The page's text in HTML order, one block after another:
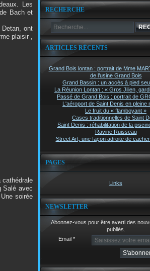
Les
Bach et
ont
plaisir ,
cathédrale
Salé avec
soirée
RECHERCHE
ARTICLES RÉCENTS
Grand Bois lontan : portrait de Mme
de l’usine Grand Bois
Grand Bassin : un accès à pied
La Réunion Lontan : « Gros Jilien,
Passé de Grand Bois : portrait de
L'aéroport de Saint Denis en pleine
Le fruit du « flamboyant »
Cases traditionnelles de Saint
Saint Denis : réhabilitation de la
Ravine Ruisseau
Street Art, une façon adroite de
PAGES
Links
NEWSLETTER
Abonnez-vous pour être averti des
publiés.
Email